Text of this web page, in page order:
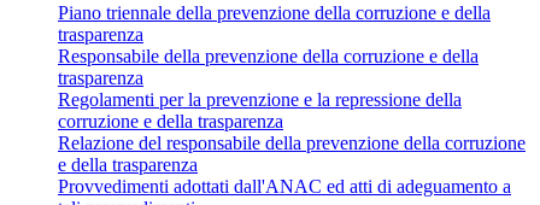
Piano triennale della prevenzione della corruzione e della
trasparenza
Responsabile della prevenzione della corruzione e della
trasparenza
Regolamenti per la prevenzione e la repressione della
corruzione e della trasparenza
Relazione del responsabile della prevenzione della corruzione
e della trasparenza
Provvedimenti adottati dall'ANAC ed atti di adeguamento a